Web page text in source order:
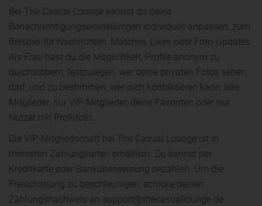
Bei The Casual Lounge kannst du deine
Benachrichtigungseinstellungen individuell anpassen, zum
Beispiel für Nachrichten, Matches, Likes oder Foto-Updates.
Als Frau hast du die Möglichkeit, Profile anonym zu
durchstöbern, festzulegen, wer deine privaten Fotos sehen
darf, und zu bestimmen, wer dich kontaktieren kann: alle
Mitglieder, nur VIP-Mitglieder, deine Favoriten oder nur
Nutzer mit Profilfoto.
Die VIP-Mitgliedschaft bei The Casual Lounge ist in
mehreren Zahlungsarten erhältlich. Du kannst per
Kreditkarte oder Banküberweisung bezahlen. Um die
Freischaltung zu beschleunigen, schicke deinen
Zahlungsnachweis an support@thecasuallounge.de.